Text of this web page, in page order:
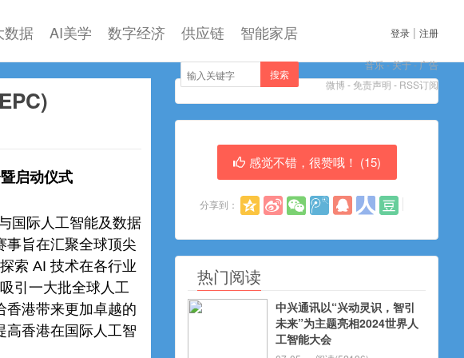
数据 AI美学 数字经济 供应链 智能家居 登录 | 注册
音乐-关于-广告
微博 - 免责声明 - RSS订阅
搜索
启动仪式
国际人工智能及数据
事旨在汇聚全球顶尖
索 AI 技术在各行业
引一大批全球人工
香港带来更加卓越的
高香港在国际人工智
感觉不错，很赞哦！ (15)
分享到：
热门阅读
中兴通讯以“兴动灵识，智引
未来”为主题亮相2024世界人
工智能大会